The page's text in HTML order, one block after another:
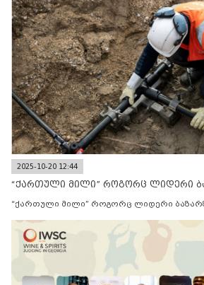
2025-10-20 12:44
“ქართული მილი” როგორც ლიდერი
“ქართული მილი” როგორც ლიდერი